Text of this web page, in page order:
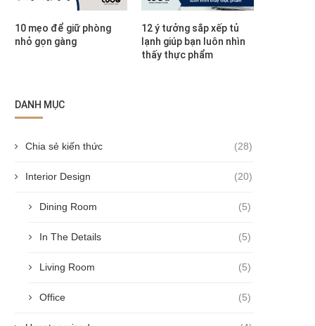
10 mẹo để giữ phòng
nhỏ gọn gàng
12 ý tưởng sắp xếp tủ
lạnh giúp bạn luôn nhìn
thấy thực phẩm
DANH MỤC
Chia sẻ kiến thức (28)
Interior Design (20)
Dining Room (5)
In The Details (5)
Living Room (5)
Office (5)